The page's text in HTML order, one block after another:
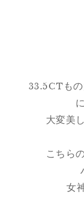
33.5CTも
大変美
こちら
女